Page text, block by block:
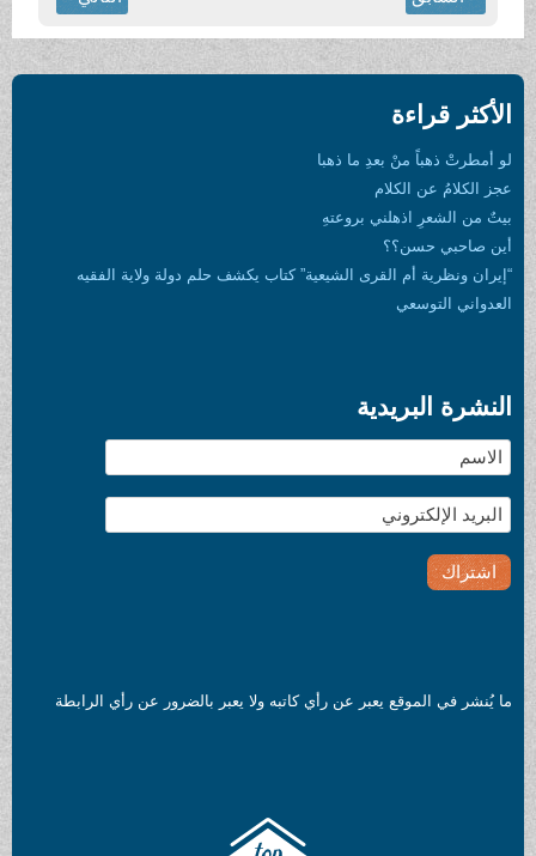
ما ذهبا
بروعتهِ
الشيعية” كتاب يكشف حلم دولة ولاية الفقيه
عن رأي كاتبه ولا يعبر بالضرور عن رأي الرابطة